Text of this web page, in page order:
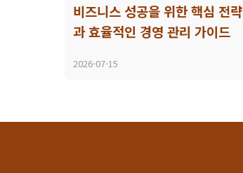
비즈니스 성공을 위한 핵심 전략
과 효율적인 경영 관리 가이드
2026-07-15